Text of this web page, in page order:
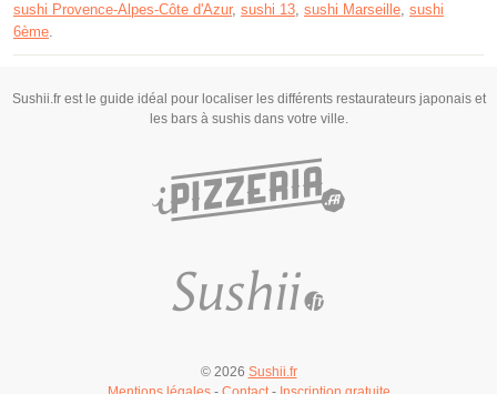
sushi Provence-Alpes-Côte d'Azur, sushi 13, sushi Marseille, sushi
6ème.
Sushii.fr est le guide idéal pour localiser les différents restaurateurs japonais et
les bars à sushis dans votre ville.
© 2026 Sushii.fr